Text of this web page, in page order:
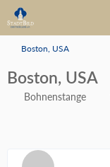
Boston, USA
Boston, USA
Bohnenstange